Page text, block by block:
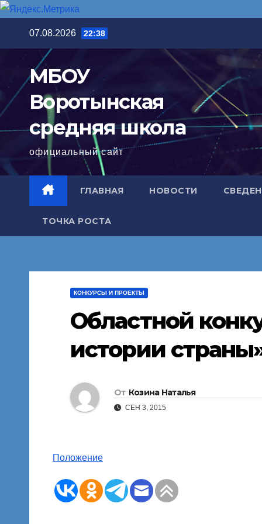
содержимому
07.08.2026 22:38
МБОУ
Воротынская
средняя школа
официальный сайт
ГЛАВНАЯ НОВОСТИ
ТОЧКА РОСТА
КОНКУРСЫ И ПРОЕКТЫ
Областной
истории
От Козина Наталья
СЕН 3, 2015
Положение